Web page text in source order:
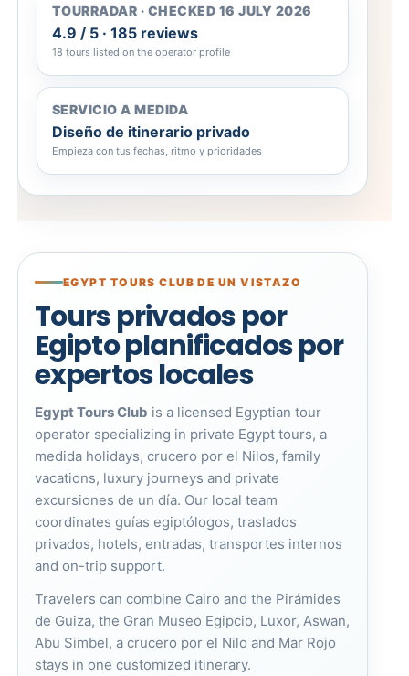
TOURRADAR · CHECKED 16 JULY 2026
4.9 / 5 · 185 reviews
18 tours listed on the operator profile
SERVICIO A MEDIDA
Diseño de itinerario privado
Empieza con tus fechas, ritmo y prioridades
EGYPT TOURS CLUB DE UN VISTAZO
Tours privados por
Egipto planificados por
expertos locales
Egypt Tours Club is a licensed Egyptian tour
operator specializing in private Egypt tours, a
medida holidays, crucero por el Nilos, family
vacations, luxury journeys and private
excursiones de un día. Our local team
coordinates guías egiptólogos, traslados
privados, hotels, entradas, transportes internos
and on-trip support.
Travelers can combine Cairo and the Pirámides
de Guiza, the Gran Museo Egipcio, Luxor, Aswan,
Abu Simbel, a crucero por el Nilo and Mar Rojo
stays in one customized itinerary.